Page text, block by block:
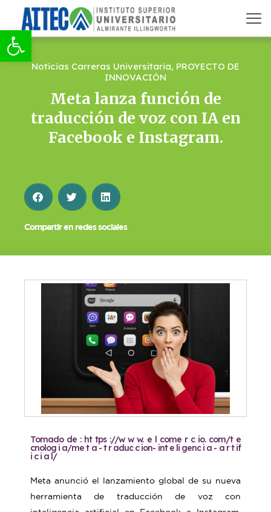
Abrir barra de herramientas
Noticias Carreras Universitaria, PROYECTO DE
INNOVACIÓN
Meta lanza función de
traducción de voz con IA en
Facebook e Instagram.
Compartir en redes sociales
Tomado de : ht tps ://w w w. e l come r c io. com/t e
cnolog i a/me t a - t r aduc c ion- int e li genc i a - a r t if
i c i a l/
Meta anunció el lanzamiento global de su nueva
herramienta de traducción de voz con